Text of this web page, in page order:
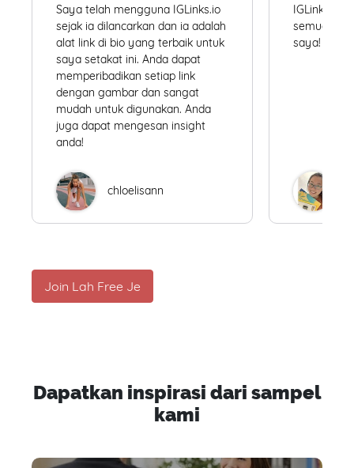
Saya telah mengguna IGLinks.io
sejak ia dilancarkan dan ia adalah
alat link di bio yang terbaik untuk
saya setakat ini. Anda dapat
memperibadikan setiap link
dengan gambar dan sangat
mudah untuk digunakan. Anda
juga dapat mengesan insight
anda!
chloelisann
IGLinks.io
semua
saya!
Join Lah Free Je
Dapatkan inspirasi dari sampel
kami